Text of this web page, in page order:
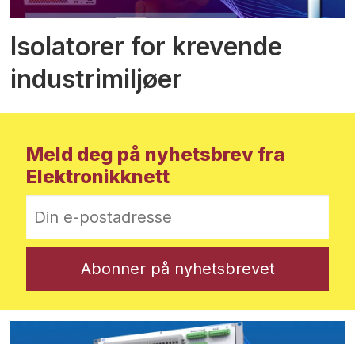
Isolatorer for krevende
industrimiljøer
Meld deg på nyhetsbrev fra
Elektronikknett